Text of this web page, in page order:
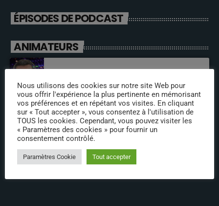
ÉPISODES DE PODCAST
ANIMATEURS
jeremy directeur
fabrice
annabelle
Nous utilisons des cookies sur notre site Web pour
vous offrir l'expérience la plus pertinente en mémorisant
vos préférences et en répétant vos visites. En cliquant
sur « Tout accepter », vous consentez à l'utilisation de
TOUS les cookies. Cependant, vous pouvez visiter les
« Paramètres des cookies » pour fournir un
consentement contrôlé.
Paramètres Cookie Tout accepter